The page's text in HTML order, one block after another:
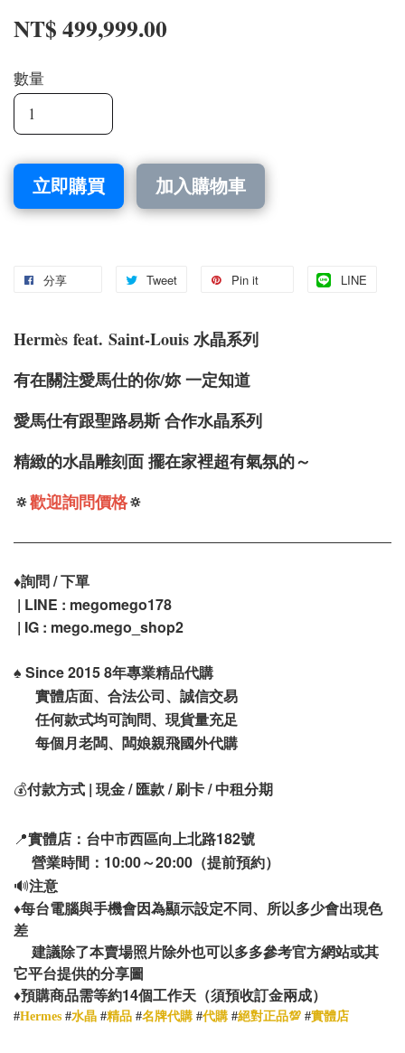
NT$ 499,999.00
數量
立即購買 加入購物車
分享 Tweet Pin it LINE
Hermès feat. Saint-Louis 水晶系列
有在關注愛馬仕的你/妳 一定知道
愛馬仕有跟聖路易斯 合作水晶系列
精緻的水晶雕刻面 擺在家裡超有氣氛的～
🔅歡迎詢問價格🔅
♦️詢問 / 下單
| LINE : megomego178
| IG : mego.mego_shop2
♠️ Since 2015 8年專業精品代購
實體店面、合法公司、誠信交易
任何款式均可詢問、現貨量充足
每個月老闆、闆娘親飛國外代購
💰付款方式 | 現金 / 匯款 / 刷卡 / 中租分期
📍實體店：台中市西區向上北路182號
營業時間：10:00～20:00（提前預約）
🔊注意
♦️每台電腦與手機會因為顯示設定不同、所以多少會出現色
差
建議除了本賣場照片除外也可以多多參考官方網站或其
它平台提供的分享圖
♦️預購商品需等約14個工作天（須預收訂金兩成）
#Hermes #水晶 #精品 #名牌代購 #代購 #絕對正品💯 #實體店